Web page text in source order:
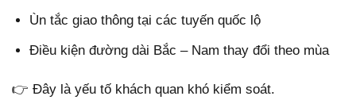
Ùn tắc giao thông tại các tuyến quốc lộ
Điều kiện đường dài Bắc – Nam thay đổi theo mùa
👉 Đây là yếu tố khách quan khó kiểm soát.